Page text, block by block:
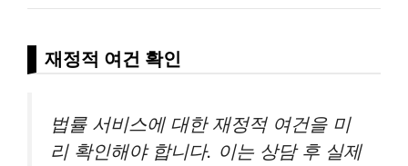
재정적 여건 확인
법률 서비스에 대한 재정적 여건을 미
리 확인해야 합니다. 이는 상담 후 실제